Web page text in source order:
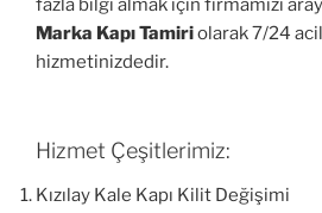
fazla bilgi almak için firmamızı
Marka Kapı Tamiriolarak 7/24
hizmetinizdedir.
Hizmet Çeşitlerimiz:
Kızılay Kale Kapı Kilit Değişimi